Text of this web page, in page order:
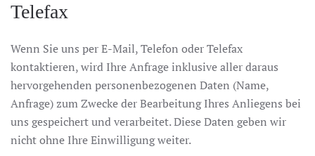
Telefax
Wenn Sie uns per E-Mail, Telefon oder Telefax
kontaktieren, wird Ihre Anfrage inklusive aller daraus
hervorgehenden personenbezogenen Daten (Name,
Anfrage) zum Zwecke der Bearbeitung Ihres Anliegens bei
uns gespeichert und verarbeitet. Diese Daten geben wir
nicht ohne Ihre Einwilligung weiter.